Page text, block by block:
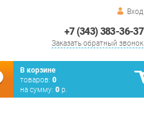
Вход
+7 (343) 383-36-37
Заказать обратный звонок
В корзине
товаров: 0
на сумму: 0 р.